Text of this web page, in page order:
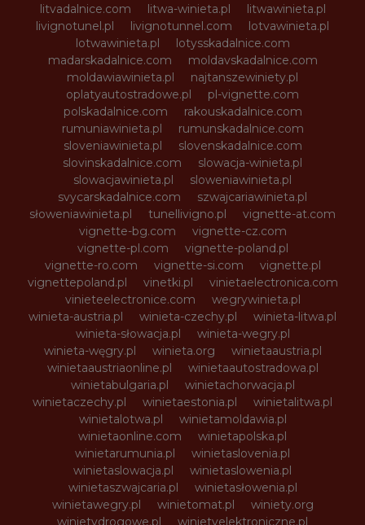
litvadalnice.com
litwa-winieta.pl
litwawinieta.pl
livignotunel.pl
livignotunnel.com
lotvawinieta.pl
lotwawinieta.pl
lotysskadalnice.com
madarskadalnice.com
moldavskadalnice.com
moldawiawinieta.pl
najtanszewiniety.pl
oplatyautostradowe.pl
pl-vignette.com
polskadalnice.com
rakouskadalnice.com
rumuniawinieta.pl
rumunskadalnice.com
sloveniawinieta.pl
slovenskadalnice.com
slovinskadalnice.com
slowacja-winieta.pl
slowacjawinieta.pl
sloweniawinieta.pl
svycarskadalnice.com
szwajcariawinieta.pl
słoweniawinieta.pl
tunellivigno.pl
vignette-at.com
vignette-bg.com
vignette-cz.com
vignette-pl.com
vignette-poland.pl
vignette-ro.com
vignette-si.com
vignette.pl
vignettepoland.pl
vinetki.pl
vinietaelectronica.com
vinieteelectronice.com
wegrywinieta.pl
winieta-austria.pl
winieta-czechy.pl
winieta-litwa.pl
winieta-słowacja.pl
winieta-wegry.pl
winieta-węgry.pl
winieta.org
winietaaustria.pl
winietaaustriaonline.pl
winietaautostradowa.pl
winietabulgaria.pl
winietachorwacja.pl
winietaczechy.pl
winietaestonia.pl
winietalitwa.pl
winietalotwa.pl
winietamoldawia.pl
winietaonline.com
winietapolska.pl
winietarumunia.pl
winietaslovenia.pl
winietaslowacja.pl
winietaslowenia.pl
winietaszwajcaria.pl
winietasłowenia.pl
winietawegry.pl
winietomat.pl
winiety.org
winietydrogowe.pl
winietyelektroniczne.pl